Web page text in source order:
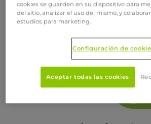
cookies se guarden en su dispositivo para
del sitio, analizar el uso del mismo, y
estudios para marketing.
Configuración de
Aceptar todas las cookies